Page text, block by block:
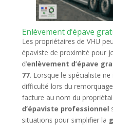
Enlèvement d’épave
Les propriétaires de VHU
épaviste de proximité pour
d’enlèvement d’épave
77. Lorsque le spécialiste
difficulté lors du
facture au nom du
d’épaviste professionnel
situations pour simplifier la